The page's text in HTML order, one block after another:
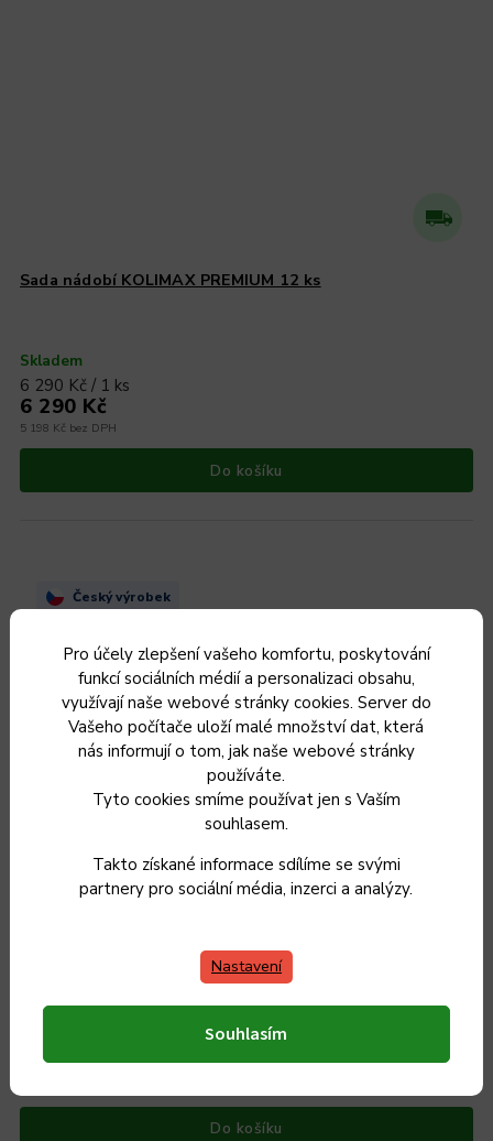
Pro účely zlepšení vašeho komfortu, poskytování
funkcí sociálních médií a personalizaci obsahu,
využívají naše webové stránky cookies. Server do
Vašeho počítače uloží malé množství dat, která
nás informují o tom, jak naše webové stránky
používáte.
Tyto cookies smíme používat jen s Vaším
souhlasem.
Takto získané informace sdílíme se svými
partnery pro sociální média, inzerci a analýzy.
Nastavení
Souhlasím
Sada nádobí KOLIMAX PREMIUM 12 ks
Skladem
5 198 Kč bez DPH
6 290 Kč
6 290 Kč / 1 ks
Do košíku
Český výrobek
4 290 Kč
Do košíku